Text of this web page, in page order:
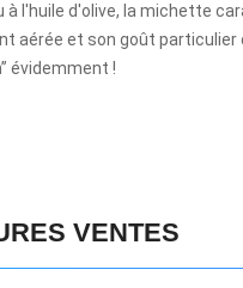
à l'huile d'olive, la michette
aérée et son goût particulier
évidemment !
VENTES